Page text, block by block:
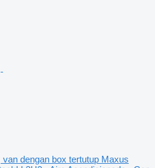
van dengan box tertutup Maxus